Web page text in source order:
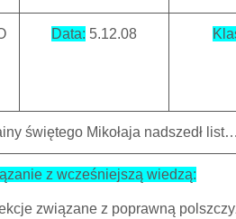
Data: 5.12.08
świętego Mikołaja nadszedł
z wcześniejszą wiedzą:
związane z poprawną